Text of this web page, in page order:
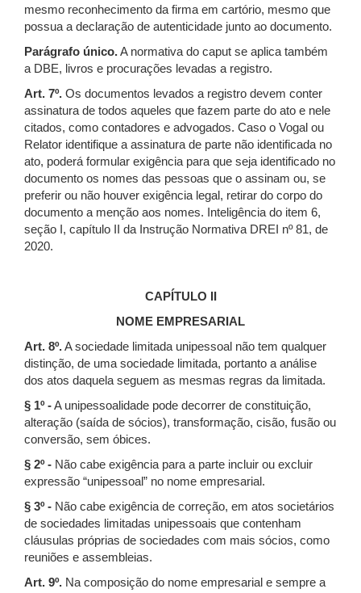
mesmo reconhecimento da firma em cartório, mesmo que
possua a declaração de autenticidade junto ao documento.
Parágrafo único.A normativa do caput se aplica também
a DBE, livros e procurações levadas a registro.
Art. 7º. Os documentos levados a registro devem conter
assinatura de todos aqueles que fazem parte do ato e nele
citados, como contadores e advogados. Caso o Vogal ou
Relator identifique a assinatura de parte não identificada no
ato, poderá formular exigência para que seja identificado no
documento os nomes das pessoas que o assinam ou, se
preferir ou não houver exigência legal, retirar do corpo do
documento a menção aos nomes. Inteligência do item 6,
seção I, capítulo II da Instrução Normativa DREI nº 81, de
2020.
CAPÍTULO II
NOME EMPRESARIAL
Art. 8º.A sociedade limitada unipessoal não tem qualquer
distinção, de uma sociedade limitada, portanto a análise
dos atos daquela seguem as mesmas regras da limitada.
§ 1º -A unipessoalidade pode decorrer de constituição,
alteração (saída de sócios), transformação, cisão, fusão ou
conversão, sem óbices.
§ 2º - Não cabe exigência para a parte incluir ou excluir
expressão “unipessoal” no nome empresarial.
§ 3º - Não cabe exigência de correção, em atos societários
de sociedades limitadas unipessoais que contenham
cláusulas próprias de sociedades com mais sócios, como
reuniões e assembleias.
Art. 9º. Na composição do nome empresarial e sempre a